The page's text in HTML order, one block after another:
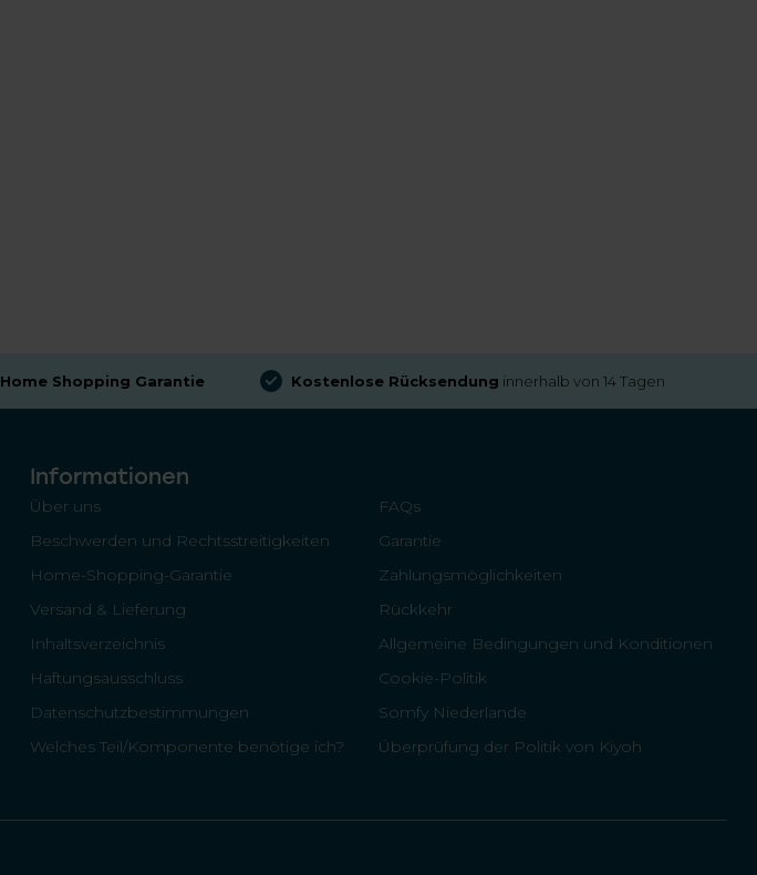
Home Shopping Garantie Kostenlose Rücksendung innerhalb von 14 Tagen
Informationen
Über uns
FAQs
Beschwerden und Rechtsstreitigkeiten
Garantie
Home-Shopping-Garantie
Zahlungsmöglichkeiten
Versand & Lieferung
Rückkehr
Inhaltsverzeichnis
Allgemeine Bedingungen und Konditionen
Haftungsausschluss
Cookie-Politik
Datenschutzbestimmungen
Somfy Niederlande
Welches Teil/Komponente benötige ich?
Überprüfung der Politik von Kiyoh